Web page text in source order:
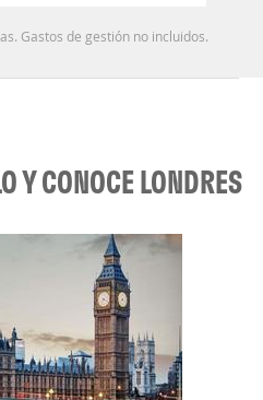
Gastos de gestión no incluidos.
Y CONOCE LONDRES